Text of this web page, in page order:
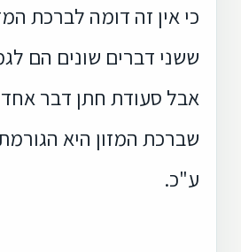
כי אין זה דומה לברכת
ששני דברים שונים הם
אבל סעודת חתן דבר
שברכת המזון היא
ע"כ.